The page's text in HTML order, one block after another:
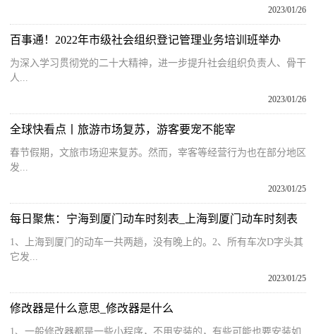
2023/01/26
百事通！2022年市级社会组织登记管理业务培训班举办
为深入学习贯彻党的二十大精神，进一步提升社会组织负责人、骨干
人...
2023/01/26
全球快看点丨旅游市场复苏，游客要宠不能宰
春节假期，文旅市场迎来复苏。然而，宰客等经营行为也在部分地区
发...
2023/01/25
每日聚焦：宁海到厦门动车时刻表_上海到厦门动车时刻表
1、上海到厦门的动车一共两趟，没有晚上的。2、所有车次D字头其
它发...
2023/01/25
修改器是什么意思_修改器是什么
1、一般修改器都是一些小程序，不用安装的，有些可能也要安装如